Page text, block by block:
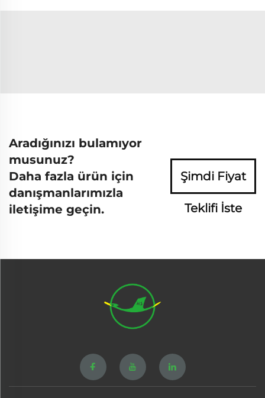
Aradığınızı bulamıyor
musunuz?
Daha fazla ürün için
danışmanlarımızla
iletişime geçin.
Şimdi Fiyat
Teklifi İste